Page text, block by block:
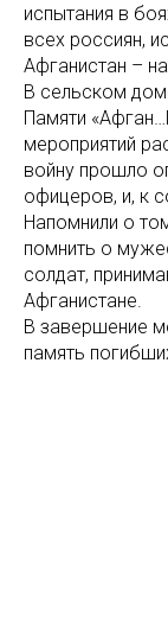
испытания в
всех россиян,
Афганистан –
В сельском
Памяти
мероприятий
войну прошло
офицеров, и, к
Напомнили о
помнить о
солдат,
Афганистане.
В завершение
память